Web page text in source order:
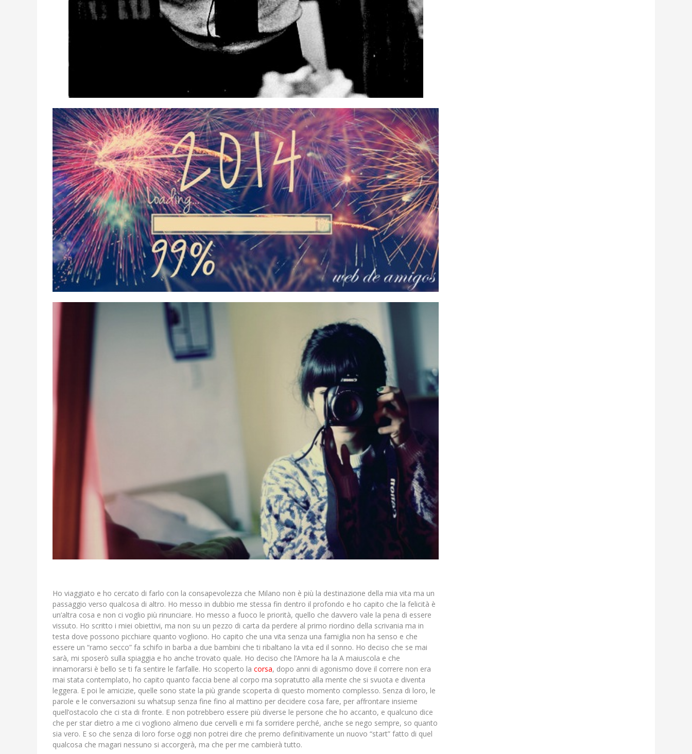
Ho viaggiato e ho cercato di farlo con la consapevolezza che Milano non è più la destinazione della mia vita ma un
passaggio verso qualcosa di altro. Ho messo in dubbio me stessa fin dentro il profondo e ho capito che la felicità è
un’altra cosa e non ci voglio più rinunciare. Ho messo a fuoco le priorità, quello che davvero vale la pena di essere
vissuto. Ho scritto i miei obiettivi, ma non su un pezzo di carta da perdere al primo riordino della scrivania ma in
testa dove possono picchiare quanto vogliono. Ho capito che una vita senza una famiglia non ha senso e che
essere un “ramo secco” fa schifo in barba a due bambini che ti ribaltano la vita ed il sonno. Ho deciso che se mai
sarà, mi sposerò sulla spiaggia e ho anche trovato quale. Ho deciso che l’Amore ha la A maiuscola e che
innamorarsi è bello se ti fa sentire le farfalle. Ho scoperto la corsa, dopo anni di agonismo dove il correre non era
mai stata contemplato, ho capito quanto faccia bene al corpo ma sopratutto alla mente che si svuota e diventa
leggera. E poi le amicizie, quelle sono state la più grande scoperta di questo momento complesso. Senza di loro, le
parole e le conversazioni su whatsup senza fine fino al mattino per decidere cosa fare, per affrontare insieme
quell’ostacolo che ci sta di fronte. E non potrebbero essere più diverse le persone che ho accanto, e qualcuno dice
che per star dietro a me ci vogliono almeno due cervelli e mi fa sorridere perché, anche se nego sempre, so quanto
sia vero. E so che senza di loro forse oggi non potrei dire che premo definitivamente un nuovo “start” fatto di quel
qualcosa che magari nessuno si accorgerà, ma che per me cambierà tutto.